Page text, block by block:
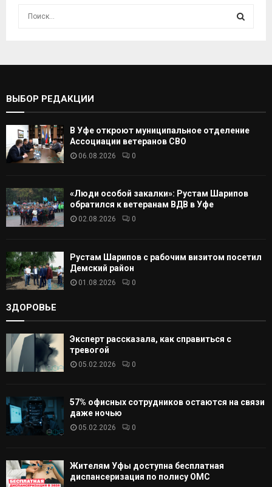
С
А
ВЫБОР РЕДАКЦИИ
В Уфе откроют муниципальное отделение
Ассоциации ветеранов СВО
06.08.2026 0
«Люди особой закалки»: Рустам Шарипов
обратился к ветеранам ВДВ в Уфе
02.08.2026 0
Рустам Шарипов с рабочим визитом посетил
Демский район
01.08.2026 0
ЗДОРОВЬЕ
Эксперт рассказала, как справиться с
тревогой
05.02.2026 0
57% офисных сотрудников остаются на связи
даже ночью
05.02.2026 0
Жителям Уфы доступна бесплатная
диспансеризация по полису ОМС